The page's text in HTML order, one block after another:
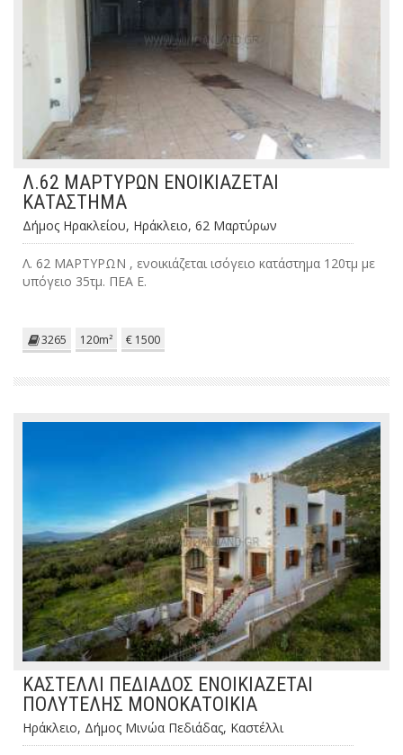
Λ.62 ΜΑΡΤΥΡΩΝ ΕΝΟΙΚΙΑΖΕΤΑΙ
ΚΑΤΑΣΤΗΜΑ
Δήμος Ηρακλείου, Ηράκλειο, 62 Μαρτύρων
Λ. 62 ΜΑΡΤΥΡΩΝ , ενοικιάζεται ισόγειο κατάστημα 120τμ με
υπόγειο 35τμ. ΠΕΑ Ε.
3265 120m² € 1500
ΚΑΣΤΕΛΛΙ ΠΕΔΙΑΔΟΣ ΕΝΟΙΚΙΑΖΕΤΑΙ
ΠΟΛΥΤΕΛΗΣ ΜΟΝΟΚΑΤΟΙΚΙΑ
Ηράκλειο, Δήμος Μινώα Πεδιάδας, Καστέλλι